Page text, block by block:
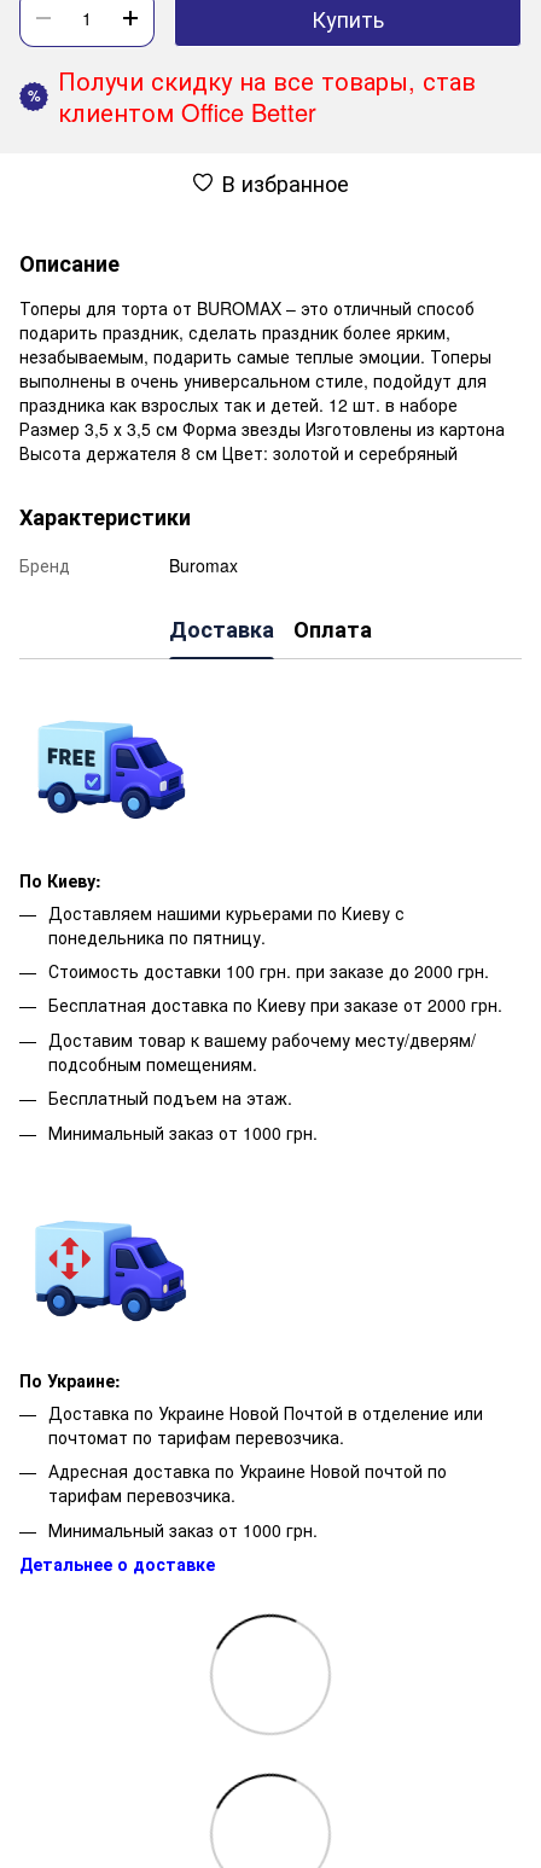
Купить
%
Получи скидку на все товары, став
клиентом Office Better
В избранное
Описание
Топеры для торта от BUROMAX – это отличный способ
подарить праздник, сделать праздник более ярким,
незабываемым, подарить самые теплые эмоции. Топеры
выполнены в очень универсальном стиле, подойдут для
праздника как взрослых так и детей. 12 шт. в наборе
Размер 3,5 х 3,5 см Форма звезды Изготовлены из картона
Высота держателя 8 см Цвет: золотой и серебряный
Характеристики
Бренд Buromax
Доставка Оплата
По Киеву:
Доставляем нашими курьерами по Киеву с
понедельника по пятницу.
Стоимость доставки 100 грн. при заказе до 2000 грн.
Бесплатная доставка по Киеву при заказе от 2000 грн.
Доставим товар к вашему рабочему месту/дверям/
подсобным помещениям.
Бесплатный подъем на этаж.
Минимальный заказ от 1000 грн.
По Украине:
Доставка по Украине Новой Почтой в отделение или
почтомат по тарифам перевозчика.
Адресная доставка по Украине Новой почтой по
тарифам перевозчика.
Минимальный заказ от 1000 грн.
Детальнее о доставке